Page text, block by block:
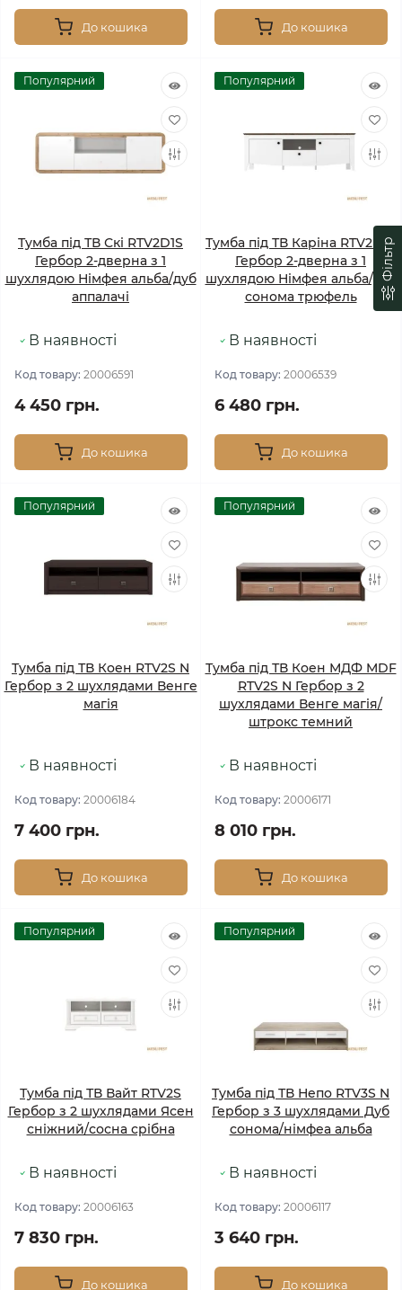
Фільтр
До кошика До кошика
Популярний
Тумба під ТВ Скі RTV2D1S
Гербор 2-дверна з 1
шухлядою Німфея альба/дуб
аппалачі
В наявності
Код товару: 20006591
4 450 грн.
До кошика
Популярний
Тумба під ТВ Каріна RTV2D1S
Гербор 2-дверна з 1
шухлядою Німфея альба/дуб
сонома трюфель
В наявності
Код товару: 20006539
6 480 грн.
До кошика
Популярний
Тумба під ТВ Коен RTV2S N
Гербор з 2 шухлядами Венге
магія
В наявності
Код товару: 20006184
7 400 грн.
До кошика
Популярний
Тумба під ТВ Коен МДФ MDF
RTV2S N Гербор з 2
шухлядами Венге магія/
штрокс темний
В наявності
Код товару: 20006171
8 010 грн.
До кошика
Популярний
Тумба під ТВ Вайт RTV2S
Гербор з 2 шухлядами Ясен
сніжний/сосна срібна
В наявності
Код товару: 20006163
7 830 грн.
До кошика
Популярний
Тумба під ТВ Непо RTV3S N
Гербор з 3 шухлядами Дуб
сонома/німфеа альба
В наявності
Код товару: 20006117
3 640 грн.
До кошика